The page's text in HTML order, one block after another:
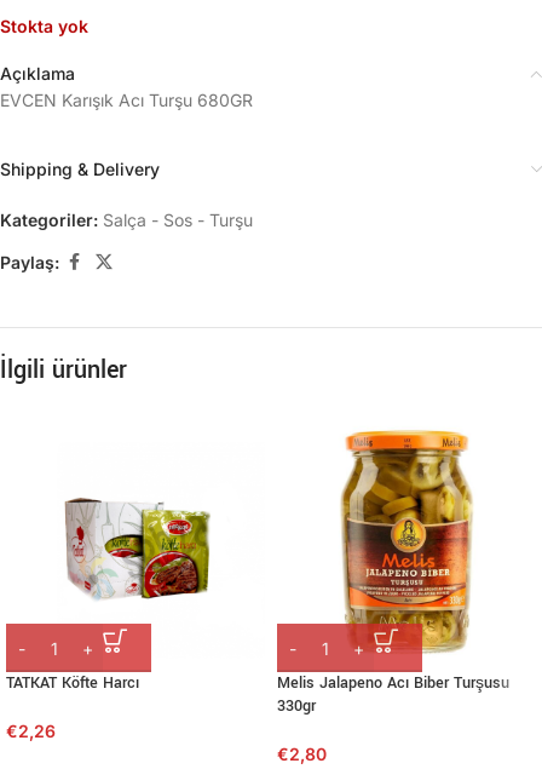
Stokta yok
Açıklama
EVCEN Karışık Acı Turşu 680GR
Shipping & Delivery
Kategoriler: Salça - Sos - Turşu
Paylaş:
İlgili ürünler
TATKAT Köfte Harcı
€2,26
Melis Jalapeno Acı Biber Turşusu
330gr
€2,80